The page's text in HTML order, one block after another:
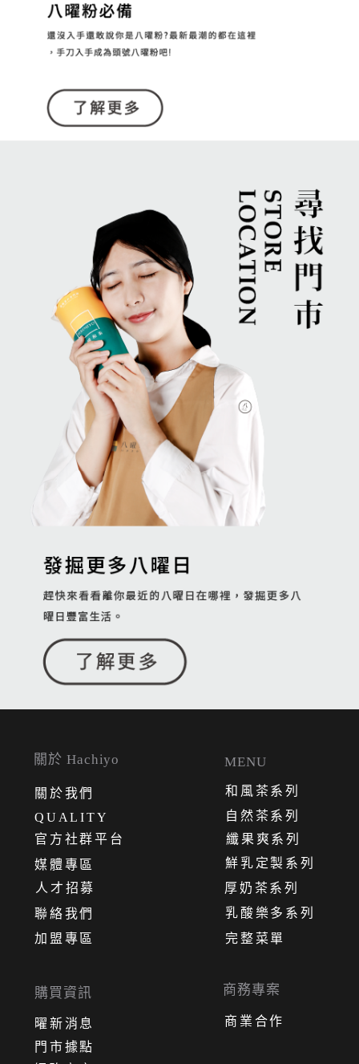
人才招募
關於 Hachiyo
關 於我們
QUALITY
官方社群平台
媒體專區
門市據點
曜新消息
購買資訊
聯絡我們
加盟專區
商務專案
商業合作
乳酸樂多系列
厚奶茶系列
鮮乳定製系列
纖果爽系列
自然茶系列
和風茶系列
MENU
完整菜單